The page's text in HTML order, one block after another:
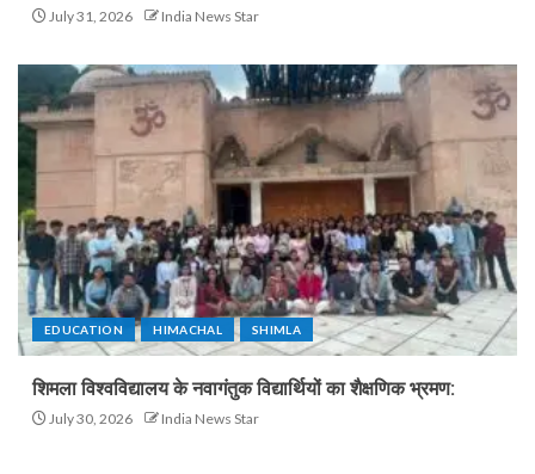
July 31, 2026 India News Star
EDUCATION HIMACHAL SHIMLA
शिमला विश्वविद्यालय के नवागंतुक विद्यार्थियों का शैक्षणिक भ्रमण:
July 30, 2026 India News Star